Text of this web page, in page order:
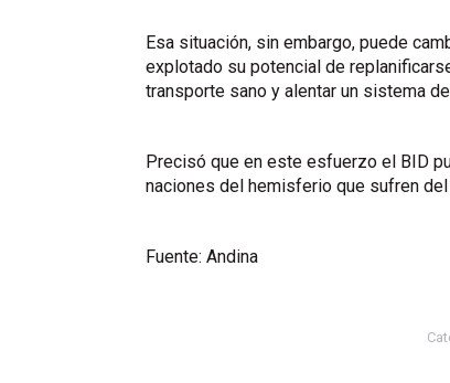
Esa situación, sin embargo, puede
explotado su potencial de
transporte sano y alentar un sistema
Precisó que en este esfuerzo el BID
naciones del hemisferio que sufren
Fuente: Andina